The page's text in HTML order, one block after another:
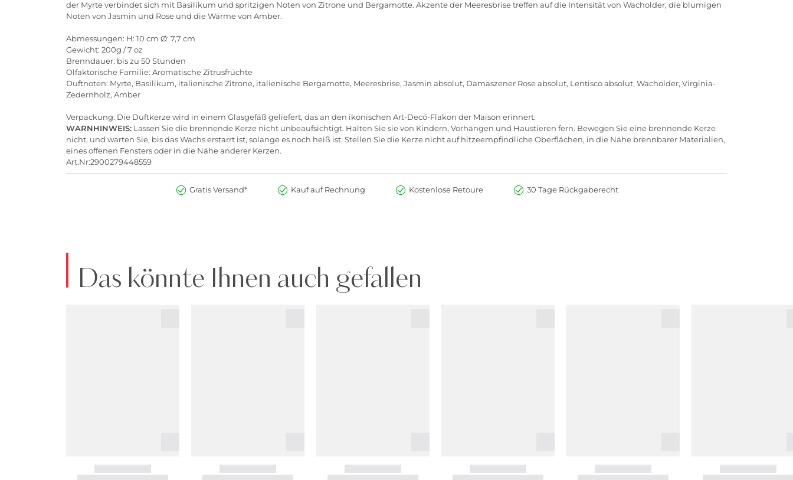
der Myrte verbindet sich mit Basilikum und spritzigen Noten von Zitrone und Bergamotte. Akzente der Meeresbrise treffen auf die Intensität von Wacholder, die blumigen
Noten von Jasmin und Rose und die Wärme von Amber.
Abmessungen: H: 10 cm Ø: 7,7 cm
Gewicht: 200g / 7 oz
Brenndauer: bis zu 50 Stunden
Olfaktorische Familie: Aromatische Zitrusfrüchte
Duftnoten: Myrte, Basilikum, italienische Zitrone, italienische Bergamotte, Meeresbrise, Jasmin absolut, Damaszener Rose absolut, Lentisco absolut, Wacholder, Virginia-
Zedernholz, Amber
Verpackung: Die Duftkerze wird in einem Glasgefäß geliefert, das an den ikonischen Art-Decó-Flakon der Maison erinnert.
WARNHINWEIS: Lassen Sie die brennende Kerze nicht unbeaufsichtigt. Halten Sie sie von Kindern, Vorhängen und Haustieren fern. Bewegen Sie eine brennende Kerze
nicht, und warten Sie, bis das Wachs erstarrt ist, solange es noch heiß ist. Stellen Sie die Kerze nicht auf hitzeempfindliche Oberflächen, in die Nähe brennbarer Materialien,
eines offenen Fensters oder in die Nähe anderer Kerzen.
Art.Nr:2900279448559
Gratis Versand* Kauf auf Rechnung Kostenlose Retoure 30 Tage Rückgaberecht
Das könnte Ihnen auch gefallen